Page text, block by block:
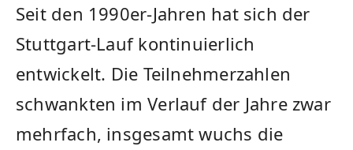
Seit den 1990er-Jahren hat sich der
Stuttgart-Lauf kontinuierlich
entwickelt. Die Teilnehmerzahlen
schwankten im Verlauf der Jahre zwar
mehrfach, insgesamt wuchs die